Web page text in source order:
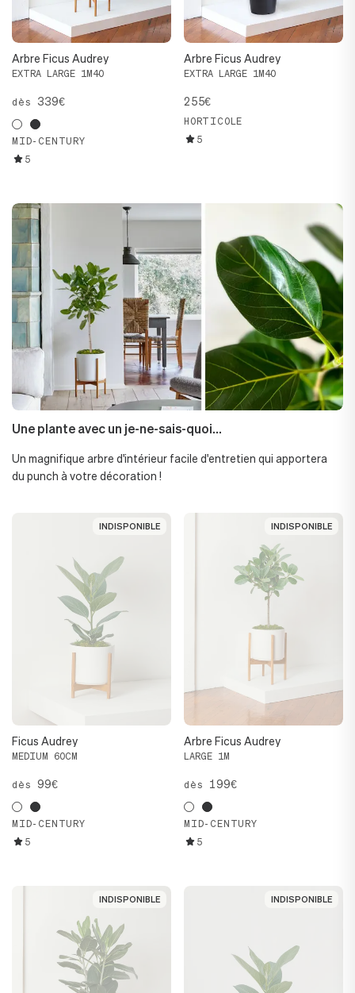
Une plante avec un je-ne-sais-quoi...
Un magnifique arbre d'intérieur facile d'entretien qui apportera
du punch à votre décoration !
Arbre Ficus Audrey
EXTRA LARGE 1M40
dès339€
MID-CENTURY
5
Arbre Ficus Audrey
EXTRA LARGE 1M40
255€
HORTICOLE
5
INDISPONIBLE
INDISPONIBLE
Ficus Audrey
MEDIUM 60CM
dès99€
MID-CENTURY
5
INDISPONIBLE
INDISPONIBLE
Arbre Ficus Audrey
LARGE 1M
dès 199€
MID-CENTURY
5
INDISPONIBLE
INDISPONIBLE INDISPONIBLE
INDISPONIBLE